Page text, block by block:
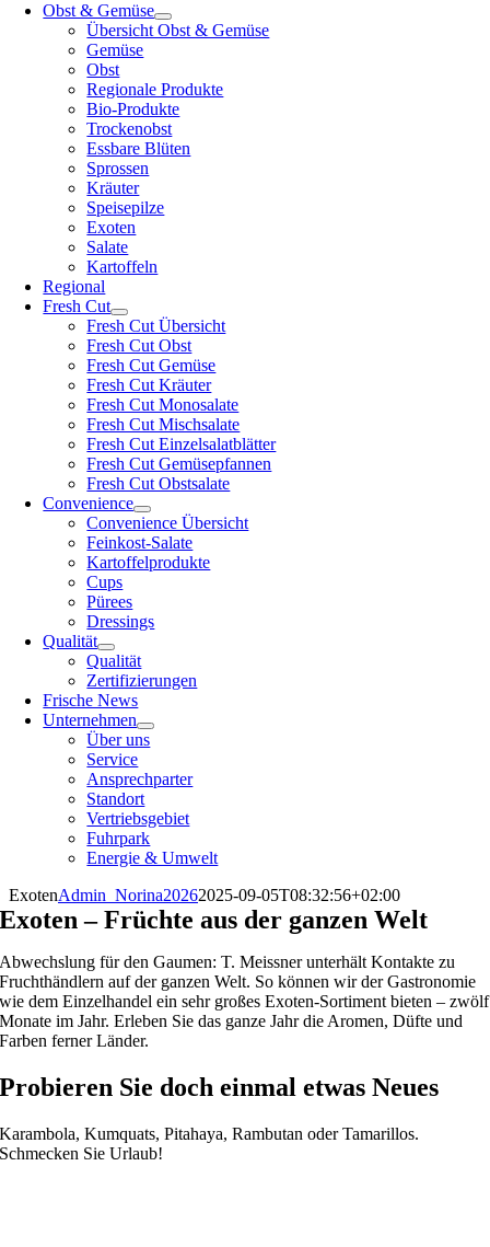
Obst & Gemüse
Übersicht Obst & Gemüse
Gemüse
Obst
Regionale Produkte
Bio-Produkte
Trockenobst
Essbare Blüten
Sprossen
Kräuter
Speisepilze
Exoten
Salate
Kartoffeln
Regional
Fresh Cut
Fresh Cut Übersicht
Fresh Cut Obst
Fresh Cut Gemüse
Fresh Cut Kräuter
Fresh Cut Monosalate
Fresh Cut Mischsalate
Fresh Cut Einzelsalatblätter
Fresh Cut Gemüsepfannen
Fresh Cut Obstsalate
Convenience
Convenience Übersicht
Feinkost-Salate
Kartoffelprodukte
Cups
Pürees
Dressings
Qualität
Qualität
Zertifizierungen
Frische News
Unternehmen
Über uns
Service
Ansprechparter
Standort
Vertriebsgebiet
Fuhrpark
Energie & Umwelt
ExotenAdmin_Norina20262025-09-05T08:32:56+02:00
Exoten – Früchte aus der ganzen Welt
Abwechslung für den Gaumen: T. Meissner unterhält Kontakte zu
Fruchthändlern auf der ganzen Welt. So können wir der Gastronomie
wie dem Einzelhandel ein sehr großes Exoten-Sortiment bieten – zwölf
Monate im Jahr. Erleben Sie das ganze Jahr die Aromen, Düfte und
Farben ferner Länder.
Probieren Sie doch einmal etwas Neues
Karambola, Kumquats, Pitahaya, Rambutan oder Tamarillos.
Schmecken Sie Urlaub!